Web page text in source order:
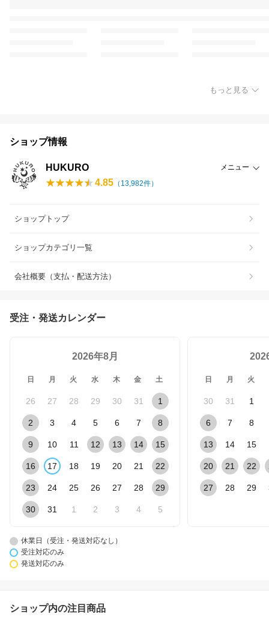
もっと見る
ショップ情報
HUKURO メニュー
4.85 （ 13,982件）
ショップトップ
ショップカテゴリ一覧
会社概要（支払・配送方法）
受注・発送カレンダー
2026年8月
日 月 火 水 木 金 土
26 27 28 29 30 31 1
2 3 4 5 6 7 8
9 10 11 12 13 14 15
16 17 18 19 20 21 22
23 24 25 26 27 28 29
30 31 1 2 3 4 5
日 月 火
30 31 1
6 7 8
13 14 15
20 21 22
27 28 29
休業日（受注・発送対応なし）
受注対応のみ
発送対応のみ
ショップ内の注目商品